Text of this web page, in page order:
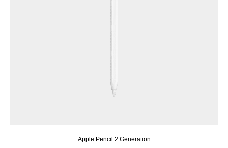
Apple Pencil 2 Generation